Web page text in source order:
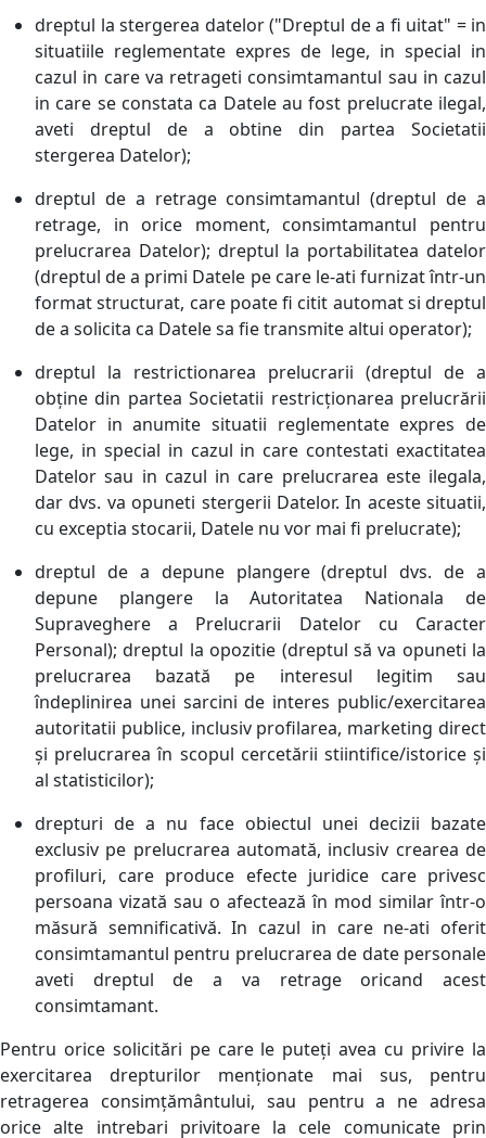
dreptul la stergerea datelor ("Dreptul de a fi uitat" = in
situatiile reglementate expres de lege, in special in
cazul in care va retrageti consimtamantul sau in cazul
in care se constata ca Datele au fost prelucrate ilegal,
aveti dreptul de a obtine din partea Societatii
stergerea Datelor);
dreptul de a retrage consimtamantul (dreptul de a
retrage, in orice moment, consimtamantul pentru
prelucrarea Datelor); dreptul la portabilitatea datelor
(dreptul de a primi Datele pe care le-ati furnizat într-un
format structurat, care poate fi citit automat si dreptul
de a solicita ca Datele sa fie transmite altui operator);
dreptul la restrictionarea prelucrarii (dreptul de a
obține din partea Societatii restricționarea prelucrării
Datelor in anumite situatii reglementate expres de
lege, in special in cazul in care contestati exactitatea
Datelor sau in cazul in care prelucrarea este ilegala,
dar dvs. va opuneti stergerii Datelor. In aceste situatii,
cu exceptia stocarii, Datele nu vor mai fi prelucrate);
dreptul de a depune plangere (dreptul dvs. de a
depune plangere la Autoritatea Nationala de
Supraveghere a Prelucrarii Datelor cu Caracter
Personal); dreptul la opozitie (dreptul să va opuneti la
prelucrarea bazată pe interesul legitim sau
îndeplinirea unei sarcini de interes public/exercitarea
autoritatii publice, inclusiv profilarea, marketing direct
și prelucrarea în scopul cercetării stiintifice/istorice și
al statisticilor);
drepturi de a nu face obiectul unei decizii bazate
exclusiv pe prelucrarea automată, inclusiv crearea de
profiluri, care produce efecte juridice care privesc
persoana vizată sau o afectează în mod similar într-o
măsură semnificativă. In cazul in care ne-ati oferit
consimtamantul pentru prelucrarea de date personale
aveti dreptul de a va retrage oricand acest
consimtamant.
Pentru orice solicitări pe care le puteți avea cu privire la
exercitarea drepturilor menționate mai sus, pentru
retragerea consimțământului, sau pentru a ne adresa
orice alte intrebari privitoare la cele comunicate prin